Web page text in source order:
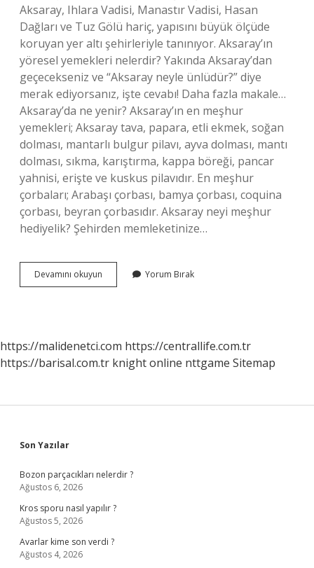
Aksaray, Ihlara Vadisi, Manastır Vadisi, Hasan
Dağları ve Tuz Gölü hariç, yapısını büyük ölçüde
koruyan yer altı şehirleriyle tanınıyor. Aksaray’ın
yöresel yemekleri nelerdir? Yakında Aksaray’dan
geçecekseniz ve “Aksaray neyle ünlüdür?” diye
merak ediyorsanız, işte cevabı! Daha fazla makale…
Aksaray’da ne yenir? Aksaray’ın en meşhur
yemekleri; Aksaray tava, papara, etli ekmek, soğan
dolması, mantarlı bulgur pilavı, ayva dolması, mantı
dolması, sıkma, karıştırma, kappa böreği, pancar
yahnisi, erişte ve kuskus pilavıdır. En meşhur
çorbaları; Arabaşı çorbası, bamya çorbası, coquina
çorbası, beyran çorbasıdır. Aksaray neyi meşhur
hediyelik? Şehirden memleketinize…
Devamını okuyun Aksaray
Hangi
Yorum Bırak
https://malidenetci.com https://centrallife.com.tr
https://barisal.com.tr knight online nttgame Sitemap
Sidebar
Son Yazılar
Bozon parçacıkları nelerdir ?
Ağustos 6, 2026
Kros sporu nasıl yapılır ?
Ağustos 5, 2026
Avarlar kime son verdi ?
Ağustos 4, 2026